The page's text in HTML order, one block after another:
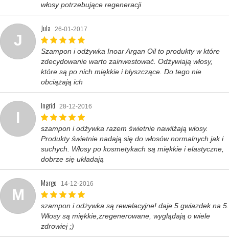
włosy potrzebujące regeneracji
J
Jula 26-01-2017
Szampon i odżywka Inoar Argan Oil to produkty w które
zdecydowanie warto zainwestować. Odżywiają włosy,
które są po nich miękkie i błyszczące. Do tego nie
obciążają ich
I
Ingrid 28-12-2016
szampon i odżywka razem świetnie nawilżają włosy.
Produkty świetnie nadają się do włosów normalnych jak i
suchych. Włosy po kosmetykach są miękkie i elastyczne,
dobrze się układają
M
Margo 14-12-2016
szampon i odżywka są rewelacyjne! daje 5 gwiazdek na 5.
Włosy są miękkie,zregenerowane, wyglądają o wiele
zdrowiej ;)